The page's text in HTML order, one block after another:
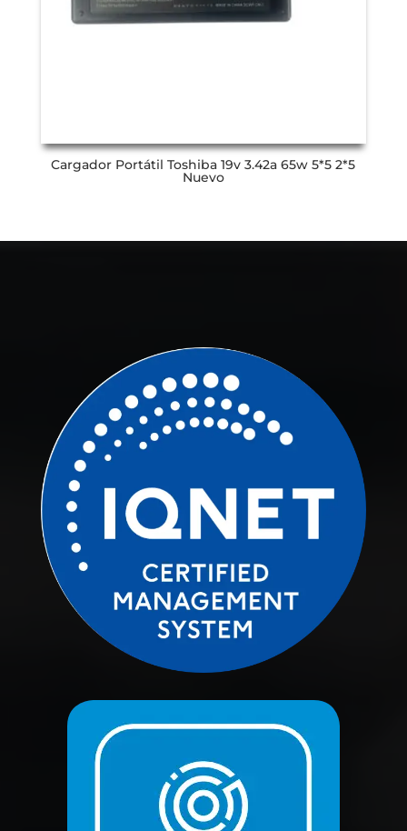
Cargador Portátil Toshiba 19v 3.42a 65w 5*5 2*5
Nuevo